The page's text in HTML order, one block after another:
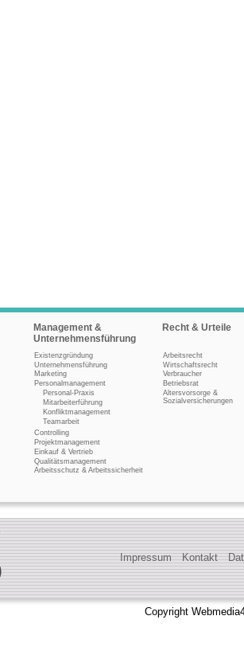
Management &
Unternehmensführung
Existenzgründung
Unternehmensführung
Marketing
Personalmanagement
Personal-Praxis
Mitarbeiterführung
Konfliktmanagement
Teamarbeit
Controlling
Projektmanagement
Einkauf & Vertrieb
Qualitätsmanagement
Arbeitsschutz & Arbeitssicherheit
Recht & Urteile
Arbeitsrecht
Wirtschaftsrecht
Verbraucher
Betriebsrat
Altersvorsorge &
Sozialversicherungen
Impressum Kontakt
Copyright